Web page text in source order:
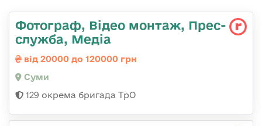
Фотограф, Відео монтаж, Прес-
служба, Медіа
від 20000 до 120000 грн
Суми
129 окрема бригада ТрО